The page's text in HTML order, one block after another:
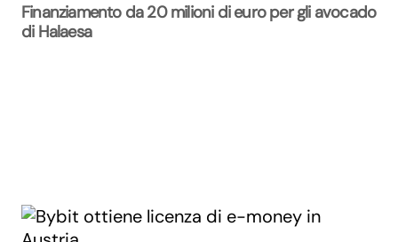
Finanziamento da 20 milioni di euro per gli avocado
di Halaesa